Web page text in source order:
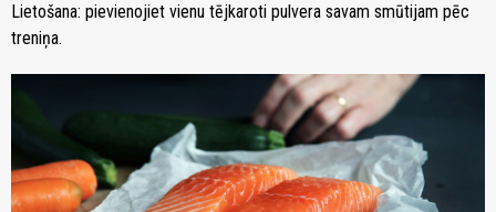
Lietošana: pievienojiet vienu tējkaroti pulvera savam smūtijam pēc
treniņa.